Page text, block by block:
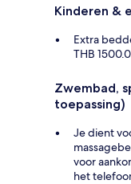
Kinderen &
Extra
THB
Zwembad,
toepassing)
Je dient
voor
het